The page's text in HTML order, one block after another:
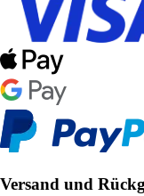
Versand und